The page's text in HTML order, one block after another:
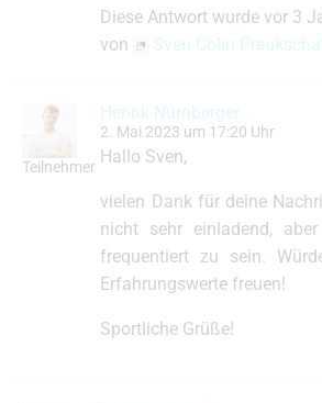
Diese Antwort wurde vor 3
von
Sven Colin
Teilnehmer
Henrik Nürnberger
2. Mai 2023 um 17:20 Uhr
Hallo Sven,
vielen Dank für deine
nicht sehr einladend,
frequentiert zu sein.
Erfahrungswerte freuen!
Sportliche Grüße!